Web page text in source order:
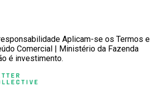
Aplicam-se os Termos e
Comercial | Ministério da Fazenda
é investimento.